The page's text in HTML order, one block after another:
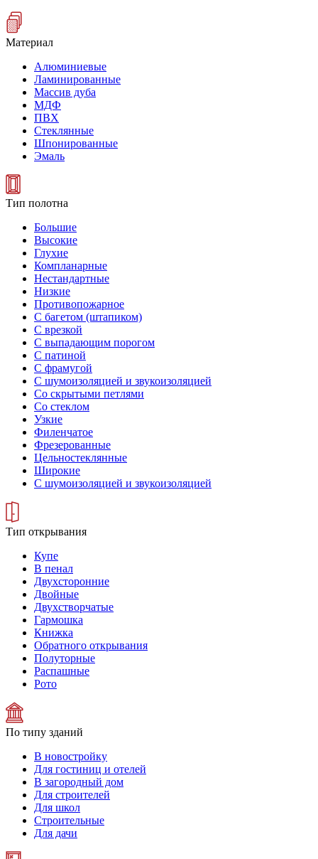
Материал
Алюминиевые
Ламинированные
Массив дуба
МДФ
ПВХ
Стеклянные
Шпонированные
Эмаль
Тип полотна
Большие
Высокие
Глухие
Компланарные
Нестандартные
Низкие
Противопожарное
С багетом (штапиком)
С врезкой
С выпадающим порогом
С патиной
С фрамугой
С шумоизоляцией и звукоизоляцией
Со скрытыми петлями
Со стеклом
Узкие
Филенчатое
Фрезерованные
Цельностеклянные
Широкие
С шумоизоляцией и звукоизоляцией
Тип открывания
Купе
В пенал
Двухсторонние
Двойные
Двухстворчатые
Гармошка
Книжка
Обратного открывания
Полуторные
Распашные
Рото
По типу зданий
В новостройку
Для гостиниц и отелей
В загородный дом
Для строителей
Для школ
Строительные
Для дачи